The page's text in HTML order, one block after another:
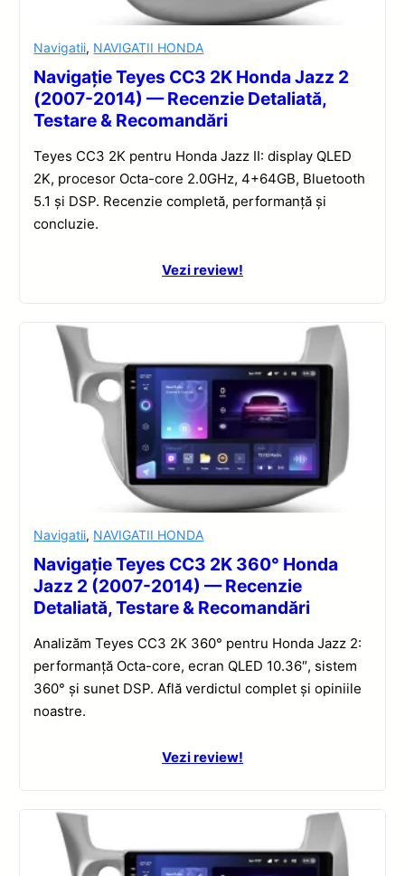
Navigatii, NAVIGATII HONDA
Navigație Teyes CC3 2K Honda Jazz 2
(2007-2014) — Recenzie Detaliată,
Testare & Recomandări
Teyes CC3 2K pentru Honda Jazz II: display QLED
2K, procesor Octa-core 2.0GHz, 4+64GB, Bluetooth
5.1 și DSP. Recenzie completă, performanță și
concluzie.
Vezi review!
Navigatii, NAVIGATII HONDA
Navigație Teyes CC3 2K 360° Honda
Jazz 2 (2007-2014) — Recenzie
Detaliată, Testare & Recomandări
Analizăm Teyes CC3 2K 360° pentru Honda Jazz 2:
performanță Octa-core, ecran QLED 10.36″, sistem
360° și sunet DSP. Află verdictul complet și opiniile
noastre.
Vezi review!